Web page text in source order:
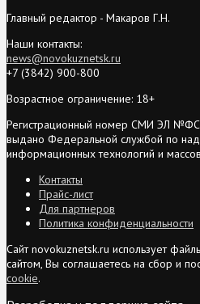
Главный редактор - Макаров Г.Н.
Наши контакты:
news@novokuznetsk.ru
+7 (3842) 900-800
Возрастное ограничение: 18+
Регистрационный номер СМИ ЭЛ
выдано Федеральной службой по
информационных технологий и
Контакты
Прайс-лист
Для партнеров
Политика конфиденциальности
Сайт novokuznetsk.ru использует
сайтом, Вы соглашаетесь на сбор и
cookie.